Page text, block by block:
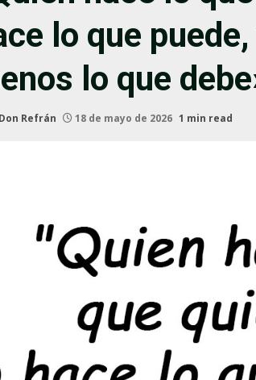
lo que
lo que
Don Refrán 18 de mayo de 2026 1 min read